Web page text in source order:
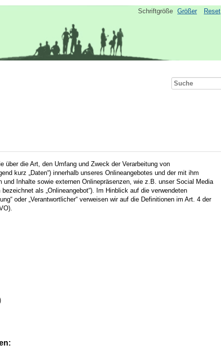
Suche
Schriftgröße Größer Reset
über die Art, den Umfang und Zweck der Verarbeitung von
kurz „Daten“) innerhalb unseres Onlineangebotes und der mit ihm
und Inhalte sowie externen Onlinepräsenzen, wie z.B. unser Social Media
als „Onlineangebot“). Im Hinblick auf die verwendeten
oder „Verantwortlicher“ verweisen wir auf die Definitionen im Art. 4 der